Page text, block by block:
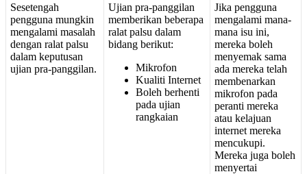
Sesetengah
pengguna mungkin
mengalami masalah
dengan ralat palsu
dalam keputusan
ujian pra-panggilan.
Ujian pra-panggilan
memberikan beberapa
ralat palsu dalam
bidang berikut:
Mikrofon
Kualiti Internet
Boleh berhenti
pada ujian
rangkaian
Jika pengguna
mengalami mana-
mana isu ini,
mereka boleh
menyemak sama
ada mereka telah
membenarkan
mikrofon pada
peranti mereka
atau kelajuan
internet mereka
mencukupi.
Mereka juga boleh
menyertai